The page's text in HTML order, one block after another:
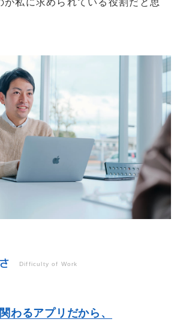
が私に求められている役割だと思
Difficulty of Work
わるアプリだから、